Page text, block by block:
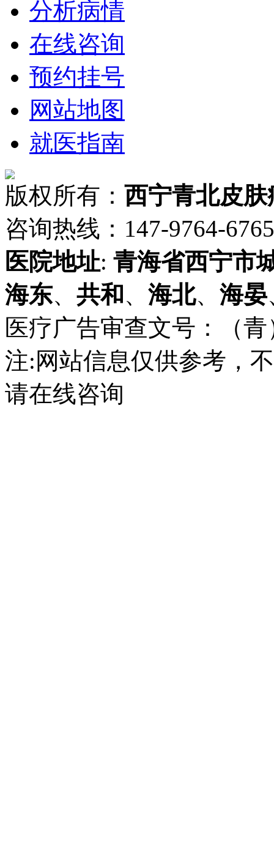
分析病情
在线咨询
预约挂号
网站地图
就医指南
版权所有： 西宁青北皮肤
咨询热线：147-9764-
医院地址: 青海省西宁市
海东、 共和 、 海北、 海晏
医疗广告审查文号：（
注:网站信息仅供参考，
请在线咨询